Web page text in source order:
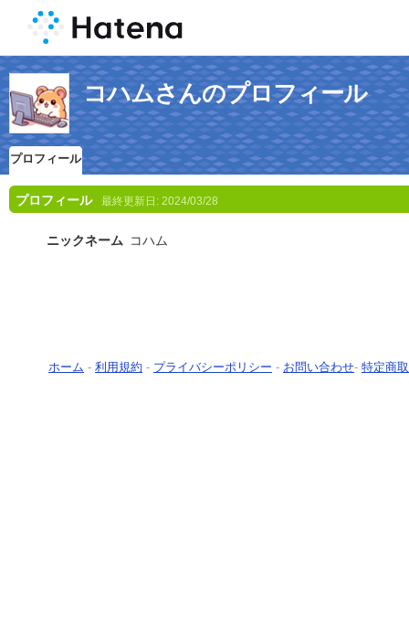
コハムさんのプロフィール
プロフィール
プロフィール 最終更新日: 2024/03/28
ニックネーム コハム
ホーム - 利用規約 - プライバシーポリシー - お問い合わせ- 特定商